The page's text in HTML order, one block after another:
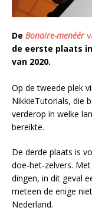
De Bonaire-menéér
de eerste plaats
van 2020.
Op de tweede plek
NikkieTutorials, die
verderop in welke
bereikte.
De derde plaats is
doe-het-zelvers.
dingen, in dit geval
meteen de enige
Nederland.